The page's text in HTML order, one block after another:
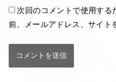
次回のコメントで使用する
前、メールアドレス、サイト